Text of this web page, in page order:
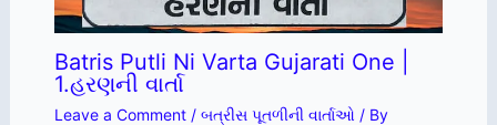
Batris Putli Ni Varta Gujarati One |
1.હરણની વાર્તા
Leave a Comment / બત્રીસ પૂતળીની વાર્તાઓ / By